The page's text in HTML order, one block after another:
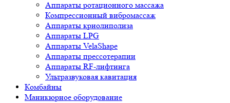
Аппараты ротационного массажа
Компрессионный вибромассаж
Аппараты криолиполиза
Аппараты LPG
Аппараты VelaShape
Аппараты прессотерапии
Аппараты RF-лифтинга
Ультразвуковая кавитация
Комбайны
Маникюрное оборудование